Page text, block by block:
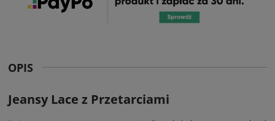
OPIS
Jeansy Lace z Przetarciami